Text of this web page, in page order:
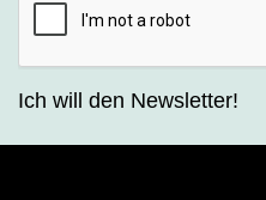
Ich will den Newsletter!